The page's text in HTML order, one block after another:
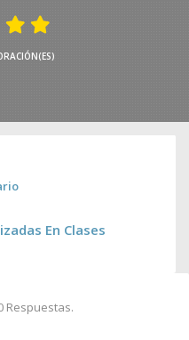
En Clases
Respuestas.